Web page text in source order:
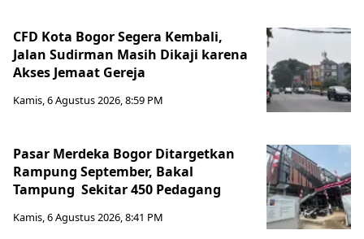
CFD Kota Bogor Segera Kembali,
Jalan Sudirman Masih Dikaji karena
Akses Jemaat Gereja
Kamis, 6 Agustus 2026, 8:59 PM
Pasar Merdeka Bogor Ditargetkan
Rampung September, Bakal
Tampung Sekitar 450 Pedagang
Kamis, 6 Agustus 2026, 8:41 PM